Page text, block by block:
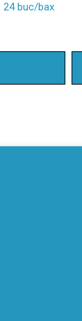
24 buc/bax